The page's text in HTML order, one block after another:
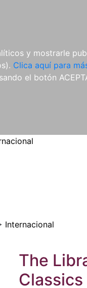
y mostrarle
Clica aquí para
el botón
REVISTAS
Internacional
The
Classics